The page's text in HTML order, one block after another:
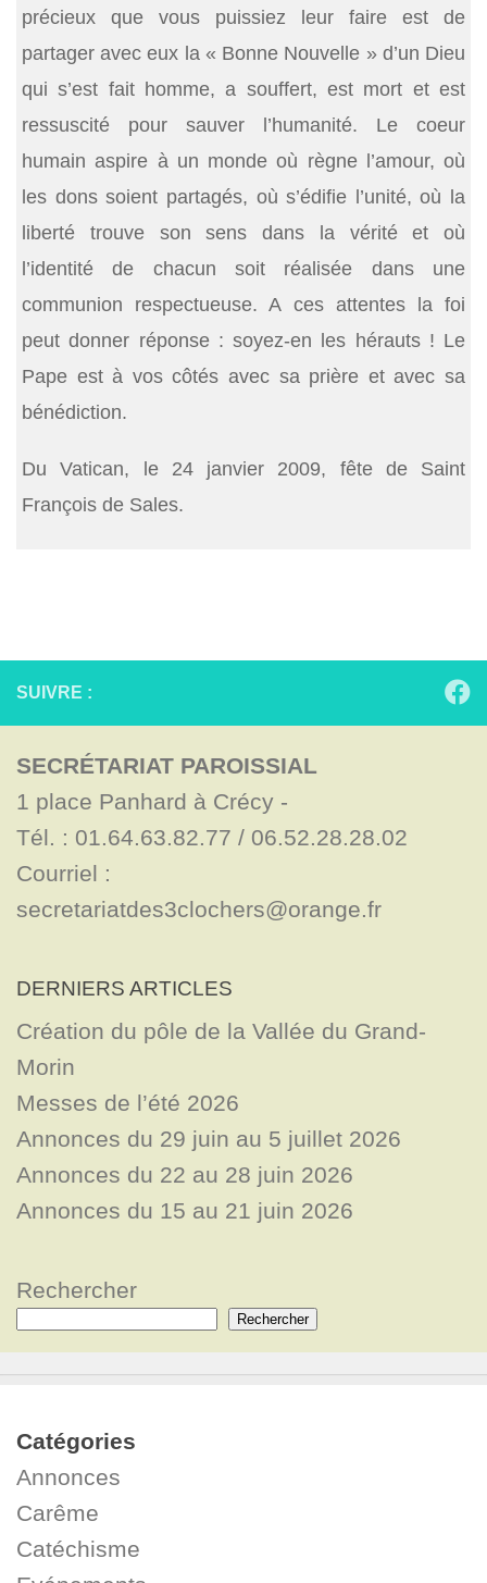
précieux que vous puissiez leur faire est de
partager avec eux la « Bonne Nouvelle » d’un Dieu
qui s’est fait homme, a souffert, est mort et est
ressuscité pour sauver l’humanité. Le coeur
humain aspire à un monde où règne l’amour, où
les dons soient partagés, où s’édifie l’unité, où la
liberté trouve son sens dans la vérité et où
l’identité de chacun soit réalisée dans une
communion respectueuse. A ces attentes la foi
peut donner réponse : soyez-en les hérauts ! Le
Pape est à vos côtés avec sa prière et avec sa
bénédiction.
Du Vatican, le 24 janvier 2009, fête de Saint
François de Sales.
SUIVRE :
SECRÉTARIAT PAROISSIAL
1 place Panhard à Crécy -
Tél. : 01.64.63.82.77 / 06.52.28.28.02
Courriel :
secretariatdes3clochers@orange.fr
DERNIERS ARTICLES
Création du pôle de la Vallée du Grand-
Morin
Messes de l’été 2026
Annonces du 29 juin au 5 juillet 2026
Annonces du 22 au 28 juin 2026
Annonces du 15 au 21 juin 2026
Rechercher
Rechercher
Catégories
Annonces
Carême
Catéchisme